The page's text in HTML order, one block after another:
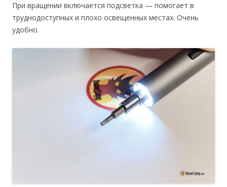
При вращении включается подсветка — помогает в
труднодоступных и плохо освещенных местах. Очень
удобно.